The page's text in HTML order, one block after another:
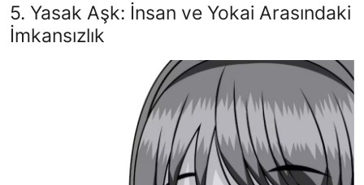
5. Yasak Aşk: İnsan ve Yokai Arasındaki
İmkansızlık